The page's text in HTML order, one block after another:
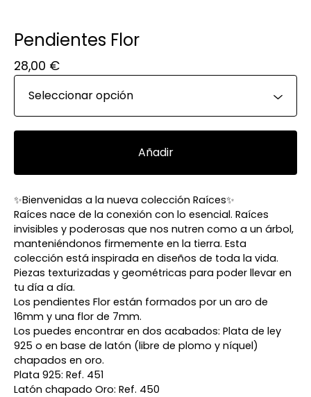
Pendientes Flor
28,00 €
Añadir
✨Bienvenidas a la nueva colección Raíces✨
Raíces nace de la conexión con lo esencial. Raíces
invisibles y poderosas que nos nutren como a un árbol,
manteniéndonos firmemente en la tierra. Esta
colección está inspirada en diseños de toda la vida.
Piezas texturizadas y geométricas para poder llevar en
tu día a día.
Los pendientes Flor están formados por un aro de
16mm y una flor de 7mm.
Los puedes encontrar en dos acabados: Plata de ley
925 o en base de latón (libre de plomo y níquel)
chapados en oro.
Plata 925: Ref. 451
Latón chapado Oro: Ref. 450